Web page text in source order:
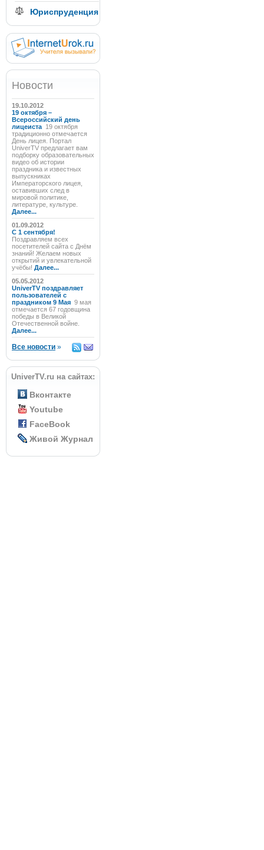
Юриспруденция
Новости
19.10.2012
19 октября –
Всероссийский день
лицеиста 19 октября
традиционно отмечается
День лицея. Портал
UniverTV предлагает вам
подборку образовательных
видео об истории
праздника и известных
выпускниках
Императорского лицея,
оставивших след в
мировой политике,
литературе, культуре.
Далее...
01.09.2012
C 1 сентября!
Поздравляем всех
посетителей сайта с Днём
знаний! Желаем новых
открытий и увлекательной
учёбы! Далее...
05.05.2012
UniverTV поздравляет
пользователей с
праздником 9 Мая 9 мая
отмечается 67 годовщина
победы в Великой
Отечественной войне.
Далее...
Все новости »
UniverTV.ru на сайтах:
Вконтакте
Youtube
FaceBook
Живой Журнал